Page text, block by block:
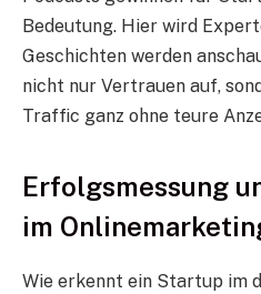
Bedeutung. Hier wird
Geschichten werden
nicht nur Vertrauen auf,
Traffic ganz ohne teure
Erfolgsmessung
im
Wie erkennt ein Startup im